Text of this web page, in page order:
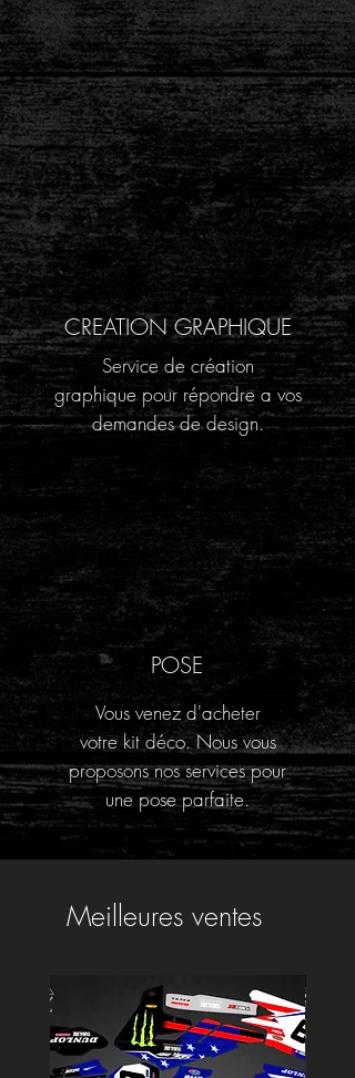
CREATION GRAPHIQUE
Service de création
graphique pour répondre a vos
demandes de design.
POSE
Vous venez d'acheter
votre kit déco. Nous vous
proposons nos services pour
une pose parfaite.
Meilleures ventes